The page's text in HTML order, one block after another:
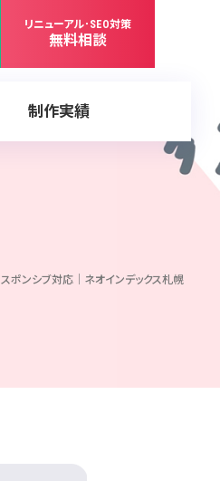
リニューアル･SEO対策
無料相談
制作実績
スポンシブ対応｜ネオインデックス札幌